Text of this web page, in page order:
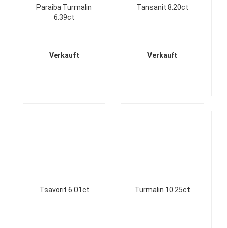
Paraiba Turmalin
6.39ct
Verkauft
Tansanit 8.20ct
Verkauft
Tsavorit 6.01ct Turmalin 10.25ct